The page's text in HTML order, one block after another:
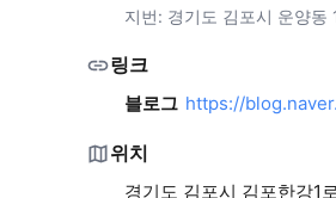
지번: 경기도 김포시 운양
링크
블로그 https://
위치
경기도 김포시 김포한강1